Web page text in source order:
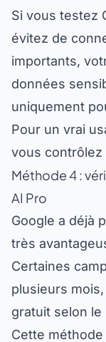
Si vous testez
évitez de
importants,
données
uniquement
Pour un vrai
vous
Méthode 4 :
AI Pro
Google a déjà
très
Certaines
plusieurs
gratuit selon
Cette